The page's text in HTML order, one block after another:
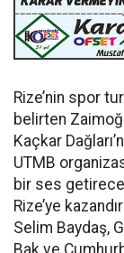
Rize’nin spor
belirten
Kaçkar
UTMB
bir ses
Rize’ye
Selim Baydaş,